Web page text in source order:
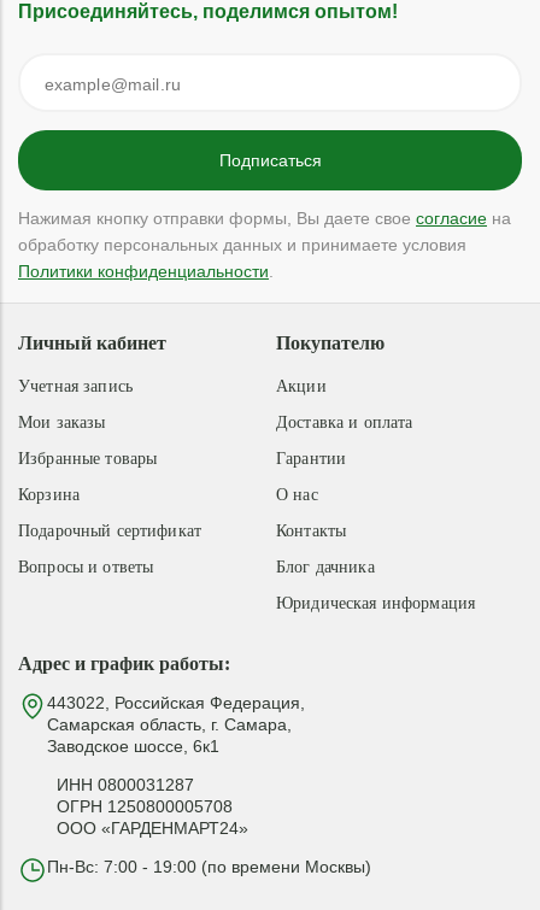
Присоединяйтесь, поделимся опытом!
Нажимая кнопку отправки формы, Вы даете свое согласие на
обработку персональных данных и принимаете условия
Политики конфиденциальности
Адрес и график работы:
443022, Российская Федерация,
Самарская область, г. Самара,
Заводское шоссе, 6к1
ИНН 0800031287
ОГРН 1250800005708
ООО «ГАРДЕНМАРТ24»
Пн-Вс: 7:00 - 19:00 (по времени Москвы)
Покупателю
Акции
Доставка и оплата
Гарантии
О нас
Контакты
Блог дачника
Юридическая информация
Личный кабинет
Учетная запись
Мои заказы
Избранные товары
Корзина
Подарочный сертификат
Вопросы и ответы